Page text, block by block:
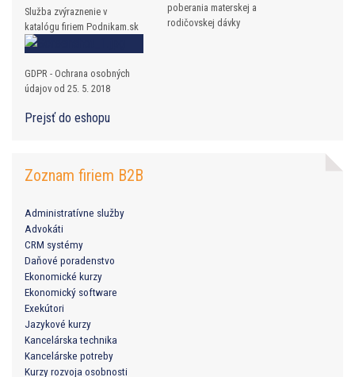
Služba zvýraznenie v
katalógu firiem Podnikam.sk
poberania materskej a
rodičovskej dávky
GDPR - Ochrana osobných
údajov od 25. 5. 2018
Prejsť do eshopu
Zoznam firiem B2B
Administratívne služby
Advokáti
CRM systémy
Daňové poradenstvo
Ekonomické kurzy
Ekonomický software
Exekútori
Jazykové kurzy
Kancelárska technika
Kancelárske potreby
Kurzy rozvoja osobnosti